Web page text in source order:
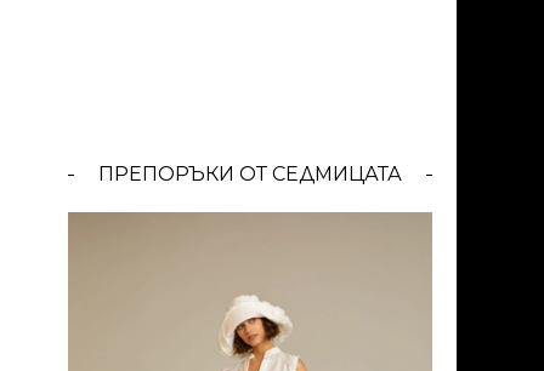
ПРЕПОРЪКИ ОТ СЕДМИЦАТА